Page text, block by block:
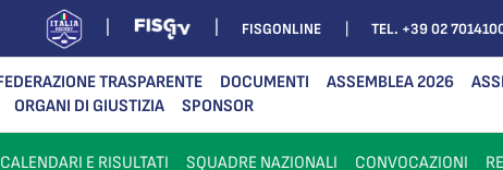
FISGONLINE TEL. +39 02
TRASPARENTE DOCUMENTI ASSEMBLEA 2026
ORGANI DI GIUSTIZIA SPONSOR
CALENDARI E RISULTATI SQUADRE NAZIONALI CONVOCAZIONI